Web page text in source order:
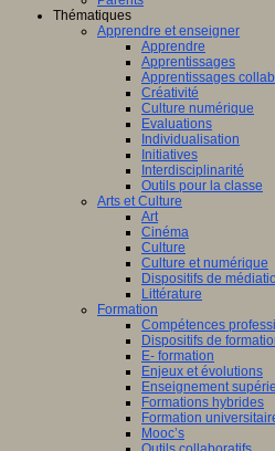
Thématiques
Apprendre et enseigner
Apprendre
Apprentissages
Apprentissages
Créativité
Culture numérique
Evaluations
Individualisation
Initiatives
Interdisciplinarité
Outils pour la classe
Arts et Culture
Art
Cinéma
Culture
Culture et numérique
Dispositifs de
Littérature
Formation
Compétences
Dispositifs de
E- formation
Enjeux et évolutions
Enseignement
Formations hybrides
Formation
Mooc’s